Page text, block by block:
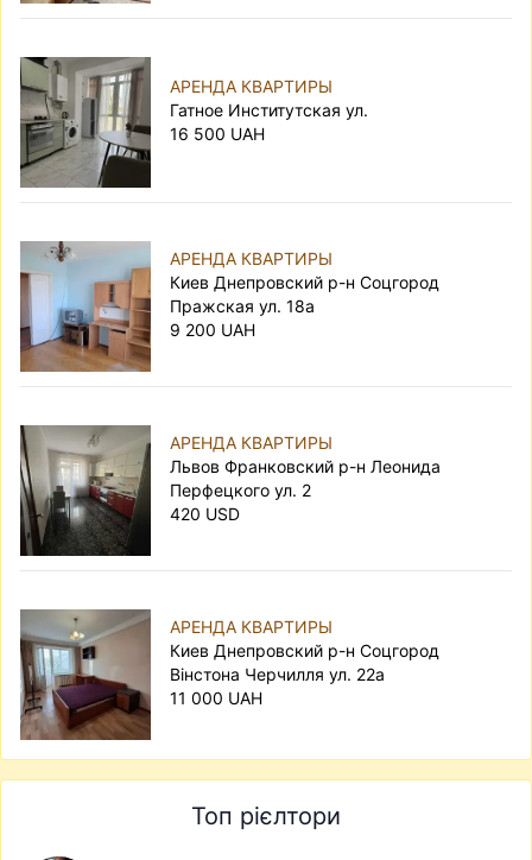
АРЕНДА КВАРТИРЫ
Гатное Институтская ул.
16 500 UAH
АРЕНДА КВАРТИРЫ
Киев Днепровский р-н Соцгород
Пражская ул. 18а
9 200 UAH
АРЕНДА КВАРТИРЫ
Львов Франковский р-н Леонида
Перфецкого ул. 2
420 USD
АРЕНДА КВАРТИРЫ
Киев Днепровский р-н Соцгород
Вінстона Черчилля ул. 22а
11 000 UAH
Топ рієлтори